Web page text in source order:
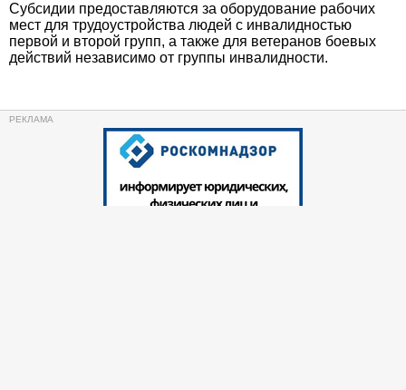
Субсидии предоставляются за оборудование рабочих
мест для трудоустройства людей с инвалидностью
первой и второй групп, а также для ветеранов боевых
действий независимо от группы инвалидности.